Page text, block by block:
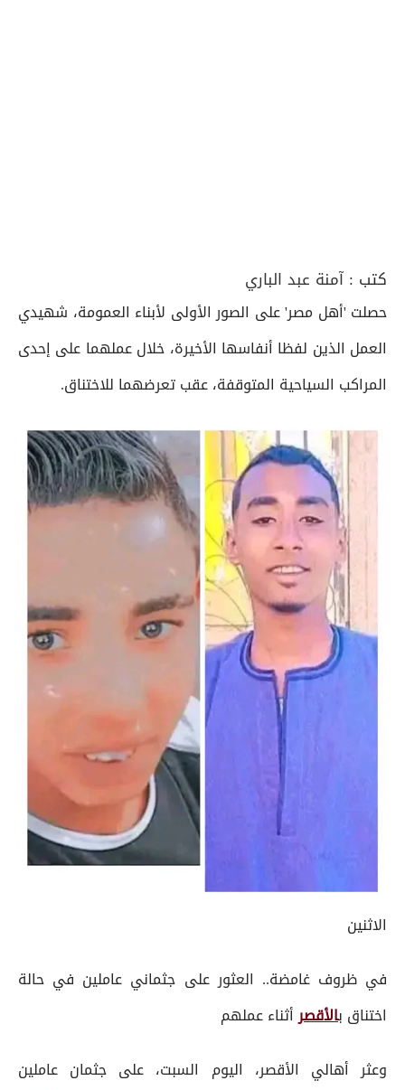
كتب : آمنة عبد الباري
حصلت 'أهل مصر' على الصور الأولى لأبناء العمومة، شهيدي
العمل الذين لفظا أنفاسها الأخيرة، خلال عملهما على إحدى
المراكب السياحية المتوقفة، عقب تعرضهما للاختناق.
الاثنين
في ظروف غامضة.. العثور على جثماني عاملين في حالة
اختناق بالأقصرأثناء عملهم
وعثر أهالي الأقصر، اليوم السبت، على جثمان عاملين